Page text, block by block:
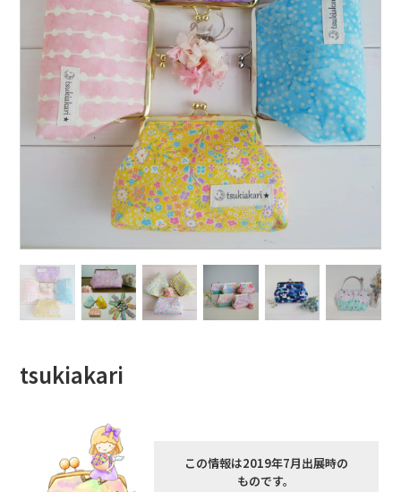
tsukiakari
この情報は2019年7月出展時の
ものです。